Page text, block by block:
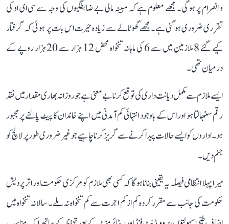
و انصرام پر ہوگی۔ مجھے معلوم ہے کہ مبینہ مالی بے ضابطگیوں کی وجہ سے سی ای او کی
تقرری ضروری ہو گئی ہے۔ مجھے گھوٹالے سے زیادہ حیرت اس بات پر ہوئی کہ گرفتار
کیے گئے 8 ملازمین میں سے 6 کی ماہانہ تنخواہ محض 12 ہزار سے 20 ہزار روپے کے
درمیان تھی۔
ایسے ملازم سے مکمل دیانت داری کی توقع کرنا بے معنی ہے جو روزانہ بھاری مقدار میں نقد
رقم سنبھالتا ہو اور اس کے باوجود انتہائی کم آمدنی میں اپنے خاندان کا پیٹ پالنے پر مجبور
ہو۔ اداروں کو ایسے حالات پیدا کرنے سے گریز کرنا چاہیے جو غیر ضروری طور پر لالچ کو
جنم دیں۔
میرا پہلا انتظامی فیصلہ یہ یقینی بنانا ہوگا کہ کسی بھی ملازم کو مرکزی حکومت اور اتر پردیش
حکومت کی جانب سے مقرر کردہ کم از کم اجرت سے کم تنخواہ نہ ملے۔ سالانہ تنخواہ میں